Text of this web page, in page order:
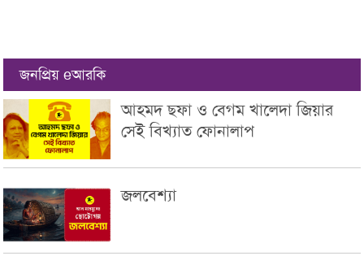
জনপ্রিয় eআরকি
আহমদ ছফা ও বেগম খালেদা জিয়ার
সেই বিখ্যাত ফোনালাপ
জলবেশ্যা